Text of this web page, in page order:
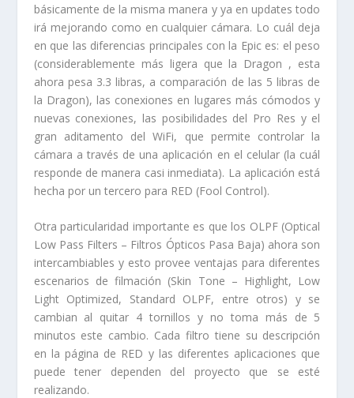
básicamente de la misma manera y ya en updates todo
irá mejorando como en cualquier cámara. Lo cuál deja
en que las diferencias principales con la Epic es: el peso
(considerablemente más ligera que la Dragon , esta
ahora pesa 3.3 libras, a comparación de las 5 libras de
la Dragon), las conexiones en lugares más cómodos y
nuevas conexiones, las posibilidades del Pro Res y el
gran aditamento del WiFi, que permite controlar la
cámara a través de una aplicación en el celular (la cuál
responde de manera casi inmediata). La aplicación está
hecha por un tercero para RED (Fool Control).
Otra particularidad importante es que los OLPF (Optical
Low Pass Filters – Filtros Ópticos Pasa Baja) ahora son
intercambiables y esto provee ventajas para diferentes
escenarios de filmación (Skin Tone – Highlight, Low
Light Optimized, Standard OLPF, entre otros) y se
cambian al quitar 4 tornillos y no toma más de 5
minutos este cambio. Cada filtro tiene su descripción
en la página de RED y las diferentes aplicaciones que
puede tener dependen del proyecto que se esté
realizando.